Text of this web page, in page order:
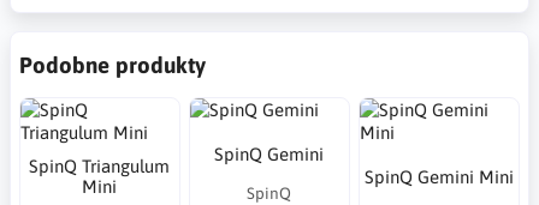
Podobne produkty
SpinQ Triangulum
Mini
SpinQ Gemini
SpinQ
SpinQ Gemini Mini